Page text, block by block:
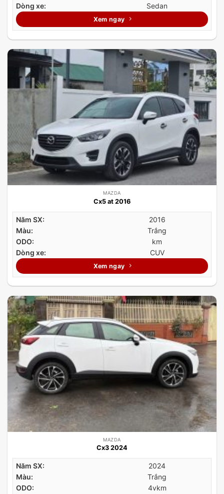
Dòng xe:
Sedan
Xem ngay
MAZDA
Cx5 at 2016
Năm SX:
2016
Màu:
Trắng
ODO:
km
Dòng xe:
CUV
Xem ngay
MAZDA
Cx3 2024
Năm SX:
2024
Màu:
Trắng
ODO:
4vkm